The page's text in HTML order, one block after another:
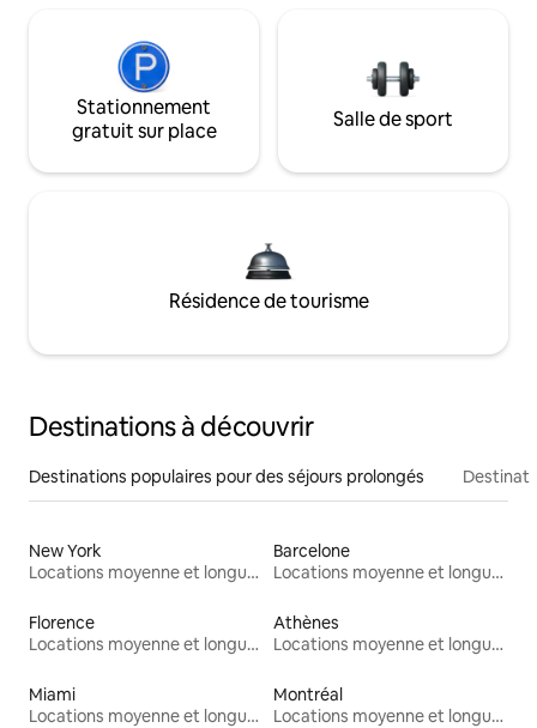
Stationnement
gratuit sur place
Salle de sport
Résidence de tourisme
Destinations à découvrir
Destinations populaires pour des séjours prolongés
New York
Locations moyenne et longue durée
Barcelone
Locations moyenne et longue durée
Florence
Locations moyenne et longue durée
Athènes
Locations moyenne et longue durée
Miami
Locations moyenne et longue durée
Montréal
Locations moyenne et longue durée